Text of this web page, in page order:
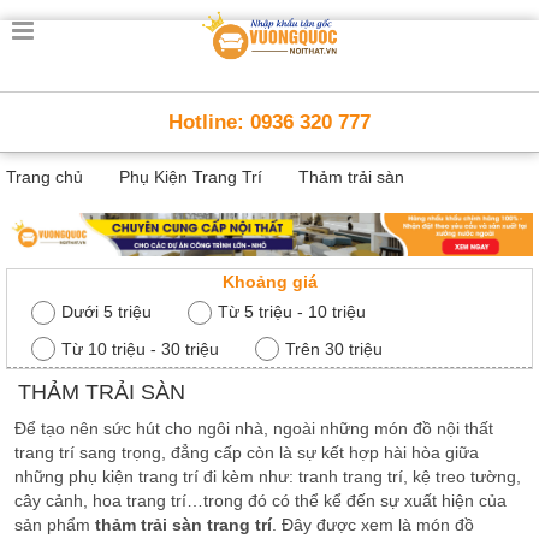
Trang
Thông
Minh
thất
thông
Nội
Thất
Em
tầng,
bàn
học, tủ
sách
Nội
Hotline: 0936 320 777
Trang chủ Phụ Kiện Trang Trí Thảm trải sàn
Khoảng giá
Dưới 5 triệu
Từ 5 triệu - 10 triệu
Từ 10 triệu - 30 triệu
Trên 30 triệu
THẢM TRẢI SÀN
Để tạo nên sức hút cho ngôi nhà, ngoài những món đồ nội thất
trang trí sang trọng, đẳng cấp còn là sự kết hợp hài hòa giữa
những phụ kiện trang trí đi kèm như: tranh trang trí, kệ treo tường,
cây cảnh, hoa trang trí…trong đó có thể kể đến sự xuất hiện của
sản phẩmthảm trải sàn trang trí. Đây được xem là món đồ